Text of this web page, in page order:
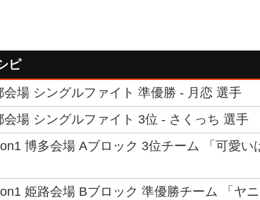
ピ
場 シングルファイト 準優勝 - 月恋 選手
場 シングルファイト 3位 - さくっち 選手
博多会場 Aブロック 3位チーム 「可愛い
姫路会場 Bブロック 準優勝チーム 「ヤ